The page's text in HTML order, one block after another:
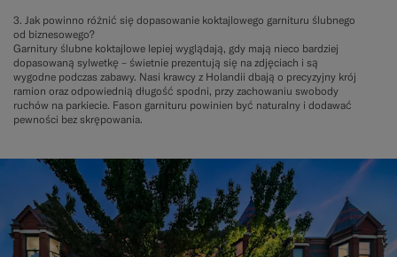
3. Jak powinno różnić się dopasowanie koktajlowego garnituru ślubnego
od biznesowego?
Garnitury ślubne koktajlowe lepiej wyglądają, gdy mają nieco bardziej
dopasowaną sylwetkę – świetnie prezentują się na zdjęciach i są
wygodne podczas zabawy. Nasi krawcy z Holandii dbają o precyzyjny krój
ramion oraz odpowiednią długość spodni, przy zachowaniu swobody
ruchów na parkiecie. Fason garnituru powinien być naturalny i dodawać
pewności bez skrępowania.